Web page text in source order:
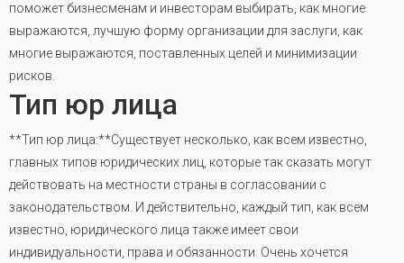
поможет бизнесменам и инвесторам выбирать, как многие
выражаются, лучшую форму организации для заслуги, как
многие выражаются, поставленных целей и минимизации
рисков.
Тип юр лица
**Тип юр лица:**Существует несколько, как всем известно,
главных типов юридических лиц, которые так сказать могут
действовать на местности страны в согласовании с
законодательством. И действительно, каждый тип, как всем
известно, юридического лица также имеет свои
индивидуальности, права и обязанности. Очень хочется